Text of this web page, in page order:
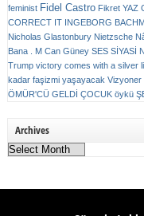
feminist Fidel Castro Fikret YAZ
CORRECT IT INGEBORG
Nicholas Glastonbury Nietzsche
Bana . M Can Güney SES SİYASİ
Trump victory comes with a silver
kadar faşizmi yaşayacak Vizyoner
ÖMÜR'CÜ GELDİ ÇOCUK öykü
Archives
Archives